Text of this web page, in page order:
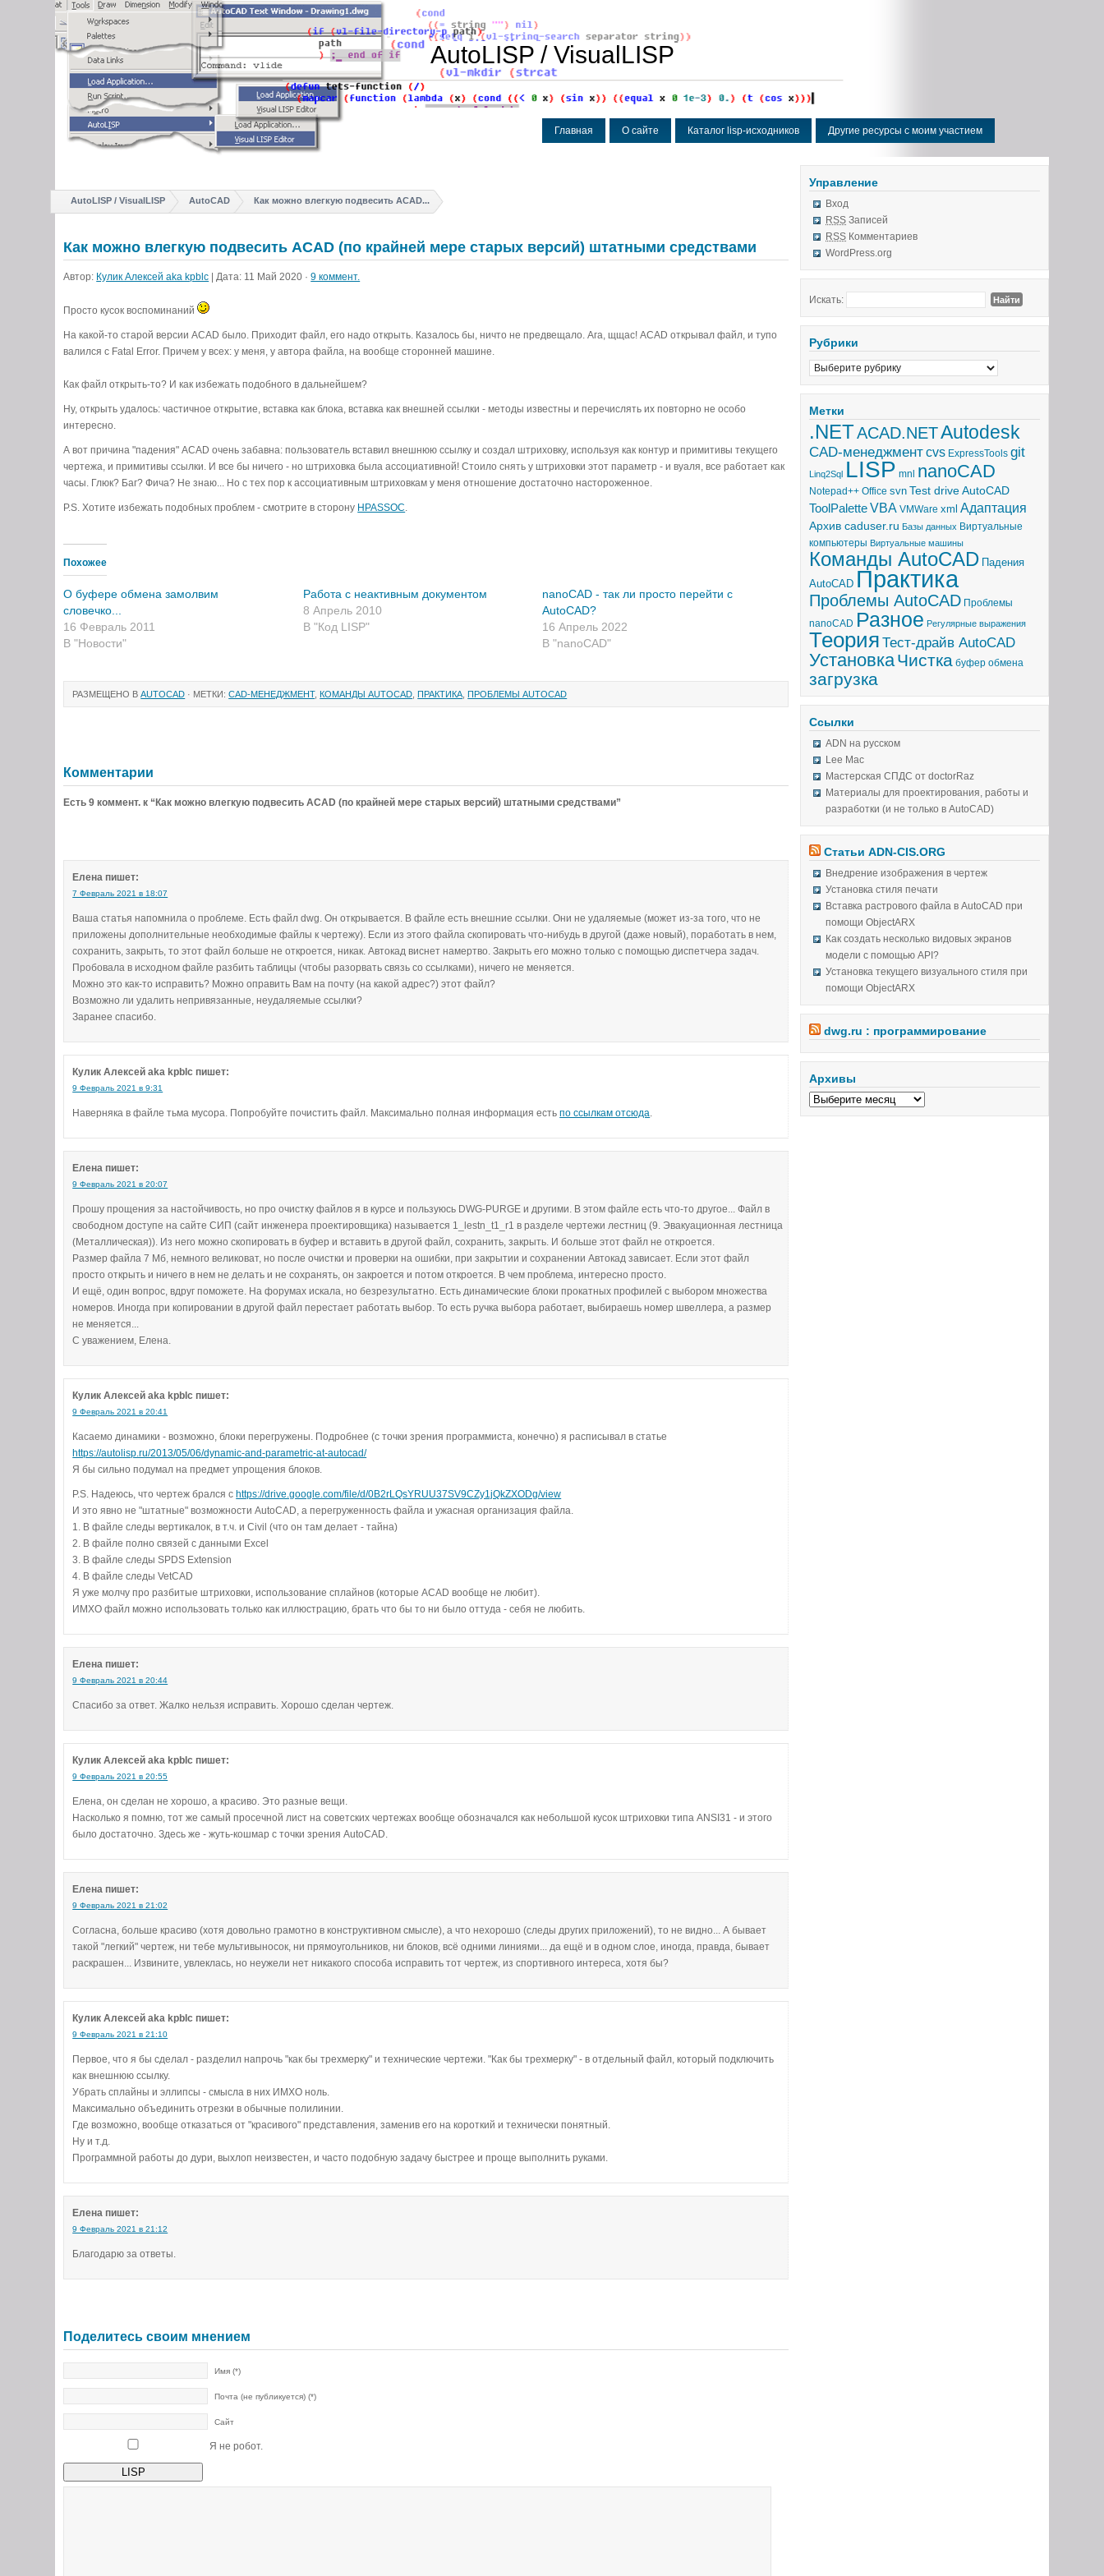
AutoLISP / VisualLISP
Главная О сайте Каталог lisp-исходников Другие ресурсы с моим участием
AutoLISP / VisualLISP AutoCAD Как можно влегкую подвесить ACAD...
Как можно влегкую подвесить ACAD (по крайней мере старых версий) штатными средствами
Автор: Кулик Алексей aka kpblc | Дата: 11 Май 2020 ·9 коммент.
Просто кусок воспоминаний
На какой-то старой версии ACAD было. Приходит файл, его надо открыть. Казалось бы, ничто не предвещало. Ага, щщас! ACAD открывал файл, и тупо
валился с Fatal Error. Причем у всех: у меня, у автора файла, на вообще сторонней машине.
Как файл открыть-то? И как избежать подобного в дальнейшем?
Ну, открыть удалось: частичное открытие, вставка как блока, вставка как внешней ссылки - методы известны и перечислять их повторно не особо
интересно.
А вот причина "падения" ACAD очень забавна: пользователь вставил внешнюю ссылку и создал штриховку, используя как контур и примитивы текущего
чертежа, и примитивы ссылки. И все бы ничего - но штриховка была ассоциативной! Стоило снять у штриховки этот параметр - и вуаля, все работает как
часы. Глюк? Баг? Фича? Не знаю... Но с тех пор к ассоциативным штриховкам у меня отношение достаточно настороженное.
P.S. Хотите избежать подобных проблем - смотрите в сторону HPASSOC.
Похожее
О буфере обмена замолвим
словечко...
16 Февраль 2011
В "Новости"
Работа с неактивным документом
8 Апрель 2010
В "Код LISP"
nanoCAD - так ли просто перейти с
AutoCAD?
16 Апрель 2022
В "nanoCAD"
РАЗМЕЩЕНО ВAUTOCAD · МЕТКИ:CAD-МЕНЕДЖМЕНТ,КОМАНДЫ AUTOCAD ,ПРАКТИКА ,ПРОБЛЕМЫ AUTOCAD
Комментарии
Есть 9 коммент. к “Как можно влегкую подвесить ACAD (по крайней мере старых версий) штатными средствами”
Елена пишет:
7 Февраль 2021 в 18:07
Ваша статья напомнила о проблеме. Есть файл dwg. Он открывается. В файле есть внешние ссылки. Они не удаляемые (может из-за того, что не
приложены дополнительные необходимые файлы к чертежу). Если из этого файла скопировать что-нибудь в другой (даже новый), поработать в нем,
сохранить, закрыть, то этот файл больше не откроется, никак. Автокад виснет намертво. Закрыть его можно только с помощью диспетчера задач.
Пробовала в исходном файле разбить таблицы (чтобы разорвать связь со ссылками), ничего не меняется.
Можно это как-то исправить? Можно оправить Вам на почту (на какой адрес?) этот файл?
Возможно ли удалить непривязанные, неудаляемые ссылки?
Заранее спасибо.
Кулик Алексей aka kpblc пишет:
9 Февраль 2021 в 9:31
Наверняка в файле тьма мусора. Попробуйте почистить файл. Максимально полная информация естьпо ссылкам отсюда.
Елена пишет:
9 Февраль 2021 в 20:07
Прошу прощения за настойчивость, но про очистку файлов я в курсе и пользуюсь DWG-PURGE и другими. В этом файле есть что-то другое... Файл в
свободном доступе на сайте СИП (сайт инженера проектировщика) называется 1_lestn_t1_r1 в разделе чертежи лестниц (9. Эвакуационная лестница
(Металлическая)). Из него можно скопировать в буфер и вставить в другой файл, сохранить, закрыть. И больше этот файл не откроется.
Размер файла 7 Мб, немного великоват, но после очистки и проверки на ошибки, при закрытии и сохранении Автокад зависает. Если этот файл
просто открыть и ничего в нем не делать и не сохранять, он закроется и потом откроется. В чем проблема, интересно просто.
И ещё, один вопрос, вдруг поможете. На форумах искала, но безрезультатно. Есть динамические блоки прокатных профилей с выбором множества
номеров. Иногда при копировании в другой файл перестает работать выбор. То есть ручка выбора работает, выбираешь номер швеллера, а размер
не меняется...
С уважением, Елена.
Кулик Алексей aka kpblc пишет:
9 Февраль 2021 в 20:41
Касаемо динамики - возможно, блоки перегружены. Подробнее (с точки зрения программиста, конечно) я расписывал в статье
https://autolisp.ru/2013/05/06/dynamic-and-parametric-at-autocad/
Я бы сильно подумал на предмет упрощения блоков.
P.S. Надеюсь, что чертеж брался с https://drive.google.com/file/d/0B2rLQsYRUU37SV9CZy1jQkZXODg/view
И это явно не "штатные" возможности AutoCAD, а перегруженность файла и ужасная организация файла.
1. В файле следы вертикалок, в т.ч. и Civil (что он там делает - тайна)
2. В файле полно связей с данными Excel
3. В файле следы SPDS Extension
4. В файле следы VetCAD
Я уже молчу про разбитые штриховки, использование сплайнов (которые ACAD вообще не любит).
ИМХО файл можно использовать только как иллюстрацию, брать что бы то ни было оттуда - себя не любить.
Елена пишет:
9 Февраль 2021 в 20:44
Спасибо за ответ. Жалко нельзя исправить. Хорошо сделан чертеж.
Кулик Алексей aka kpblc пишет:
9 Февраль 2021 в 20:55
Елена, он сделан не хорошо, а красиво. Это разные вещи.
Насколько я помню, тот же самый просечной лист на советских чертежах вообще обозначался как небольшой кусок штриховки типа ANSI31 - и этого
было достаточно. Здесь же - жуть-кошмар с точки зрения AutoCAD.
Елена пишет:
9 Февраль 2021 в 21:02
Согласна, больше красиво (хотя довольно грамотно в конструктивном смысле), а что нехорошо (следы других приложений), то не видно... А бывает
такой "легкий" чертеж, ни тебе мультивыносок, ни прямоугольников, ни блоков, всё одними линиями... да ещё и в одном слое, иногда, правда, бывает
раскрашен... Извините, увлеклась, но неужели нет никакого способа исправить тот чертеж, из спортивного интереса, хотя бы?
Кулик Алексей aka kpblc пишет:
9 Февраль 2021 в 21:10
Первое, что я бы сделал - разделил напрочь "как бы трехмерку" и технические чертежи. "Как бы трехмерку" - в отдельный файл, который подключить
как внешнюю ссылку.
Убрать сплайны и эллипсы - смысла в них ИМХО ноль.
Максимально объединить отрезки в обычные полилинии.
Где возможно, вообще отказаться от "красивого" представления, заменив его на короткий и технически понятный.
Ну и т.д.
Программной работы до дури, выхлоп неизвестен, и часто подобную задачу быстрее и проще выполнить руками.
Елена пишет:
9 Февраль 2021 в 21:12
Благодарю за ответы.
Поделитесь своим мнением
Имя (*)
Почта (не публикуется) (*)
Сайт
Я не робот.
Управление
Вход
RSS Записей
RSS Комментариев
WordPress.org
Искать:
Рубрики
Метки
.NETACAD.NETAutodesk
CAD-менеджмент cvs ExpressTools git
Linq2Sql LISP mnl nanoCAD
Notepad++ Office svn Test drive AutoCAD
ToolPalette VBA VMWare xml Адаптация
Архив caduser.ru Базы данных Виртуальные
компьютеры Виртуальные машины
Команды AutoCAD Падения
AutoCAD Практика
Проблемы AutoCAD Проблемы
nanoCAD Разное Регулярные выражения
Теория Тест-драйв AutoCAD
УстановкаЧистка буфер обмена
загрузка
Ссылки
ADN на русском
Lee Mac
Мастерская СПДС от doctorRaz
Материалы для проектирования, работы и
разработки (и не только в AutoCAD)
Статьи ADN-CIS.ORG
Внедрение изображения в чертеж
Установка стиля печати
Вставка растрового файла в AutoCAD при
помощи ObjectARX
Как создать несколько видовых экранов
модели с помощью API?
Установка текущего визуального стиля при
помощи ObjectARX
dwg.ru : программирование
Архивы